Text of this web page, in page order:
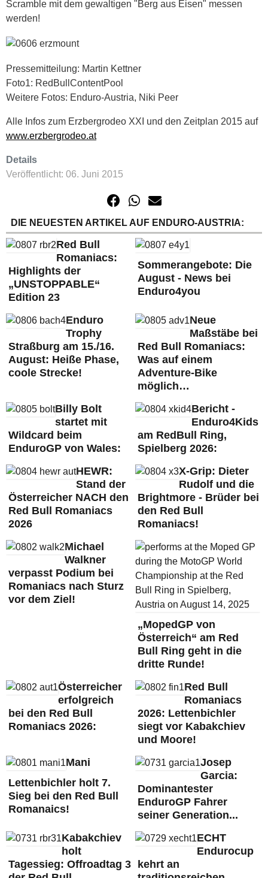
Scramble mit dem gewaltigen "Berg aus Eisen" messen
werden!
Pressemitteilung: Martin Kettner
Foto1: RedBullContentPool
Weitere Fotos: Enduro-Austria, Niki Peer
Alle Infos zum Erzbergrodeo XXI und den Zeitplan 2015 auf
www.erzbergrodeo.at
Details
Veröffentlicht: 06. Juni 2015
DIE NEUESTEN ARTIKEL AUF ENDURO-AUSTRIA:
Red Bull
Romaniacs:
Highlights der
„UNSTOPPABLE“
Edition 23
Sommerangebote: Die
August - News bei
Enduro4you
Enduro
Trophy
Straßburg am 15./16.
August: Heiße Phase,
coole Strecke!
Neue
Maßstäbe bei
Red Bull Romaniacs:
Was auf einem
Adventure-Bike
möglich…
Billy Bolt
startet mit
Wildcard beim
EnduroGP von Wales:
Bericht -
Enduro4Kids
am RedBull Ring,
Spielberg 2026:
HEWR:
Stand der
Österreicher NACH den
Red Bull Romaniacs
2026
X-Grip: Dieter
Rudolf und die
Brightmore - Brüder bei
den Red Bull
Romaniacs!
Michael
Walkner
verpasst Podium bei
Romaniacs nach Sturz
vor dem Ziel!
„MopedGP von
Österreich“ am Red
Bull Ring geht in die
dritte Runde!
Österreicher
erfolgreich
bei den Red Bull
Romaniacs 2026:
Red Bull
Romaniacs
2026: Lettenbichler
siegt vor Kabakchiev
und Moore!
Mani
Lettenbichler holt 7.
Sieg bei den Red Bull
Romanaics!
Josep
Garcia:
Dominantester
EnduroGP Fahrer
seiner Generation...
Kabakchiev
holt
Tagessieg: Offroadtag 3
ECHT
Endurocup
kehrt an